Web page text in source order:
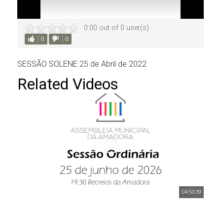
0.00 out of 0 user(s)
0 0
SESSÃO SOLENE 25 de Abril de 2022
Related Videos
04:50:39